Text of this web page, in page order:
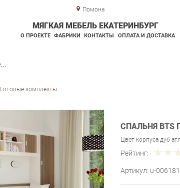
Помона
МЯГКАЯ МЕБЕЛЬ ЕКАТЕРИНБУРГ
О ПРОЕКТЕ ФАБРИКИ КОНТАКТЫ ОПЛАТА И ДОСТАВКА
Готовые комплекты
СПАЛЬНЯ BTS
Цвет корпуса дуб
Рейтинг:
Артикул: u-